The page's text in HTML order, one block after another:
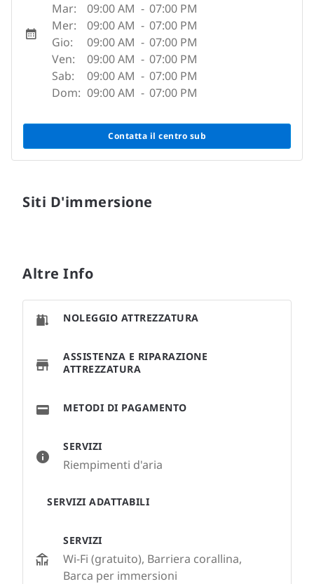
Mar:
09:00 AM - 07:00 PM
Mer:
09:00 AM - 07:00 PM
Gio:
09:00 AM - 07:00 PM
Ven:
09:00 AM - 07:00 PM
Sab:
09:00 AM - 07:00 PM
Dom: 09:00 AM - 07:00 PM
Contatta il centro sub
Siti D'immersione
Altre Info
SERVIZI
Riempimenti d'aria
SERVIZI ADATTABILI
SERVIZI
Wi-Fi (gratuito), Barriera corallina,
Barca per immersioni
NOLEGGIO ATTREZZATURA
ASSISTENZA E RIPARAZIONE
ATTREZZATURA
METODI DI PAGAMENTO